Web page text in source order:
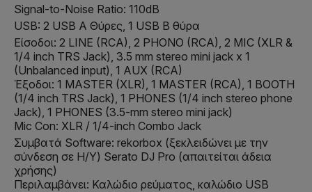
Signal-to-Noise Ratio: 110dB
USB: 2 USB A Θύρες, 1 USB B θύρα
Είσοδοι: 2 LINE (RCA), 2 PHONO (RCA), 2 MIC (XLR &
1/4 inch TRS Jack), 3.5 mm stereo mini jack x 1
(Unbalanced input), 1 AUX (RCA)
Έξοδοι: 1 MASTER (XLR), 1 MASTER (RCA), 1 BOOTH
(1/4 inch TRS Jack), 1 PHONES (1/4 inch stereo phone
Jack), 1 PHONES (3.5-mm stereo mini jack)
Mic Con: XLR / 1/4-inch Combo Jack
Συμβατά Software: rekorbox (ξεκλειδώνει με την
σύνδεση σε Η/Υ) Serato DJ Pro (απαιτείται άδεια
χρήσης)
Περιλαμβάνει: Καλώδιο ρεύματος, καλώδιο USB